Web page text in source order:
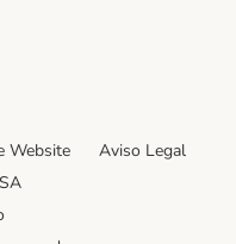
Website
Aviso Legal